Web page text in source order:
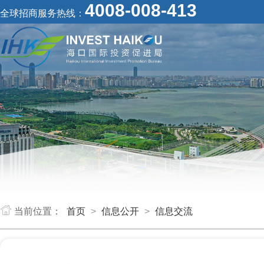
全球招商服务热线： 4008-008-413
当前位置： 首页 > 信息公开 > 信息交流